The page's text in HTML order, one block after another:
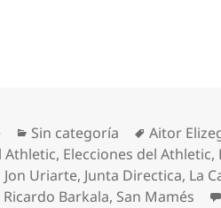
Categorías
Sin categoría Etiquetas
Aitor
Athletic, Elecciones del Athletic,
Jon Uriarte, Junta Directica, La
Ricardo Barkala, San Mamés